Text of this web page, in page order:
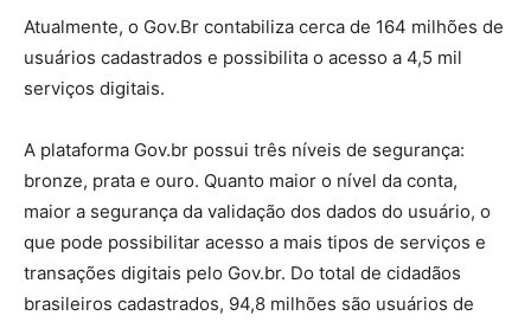
Atualmente, o Gov.Br contabiliza cerca de 164 milhões de
usuários cadastrados e possibilita o acesso a 4,5 mil
serviços digitais.
A plataforma Gov.br possui três níveis de segurança:
bronze, prata e ouro. Quanto maior o nível da conta,
maior a segurança da validação dos dados do usuário, o
que pode possibilitar acesso a mais tipos de serviços e
transações digitais pelo Gov.br. Do total de cidadãos
brasileiros cadastrados, 94,8 milhões são usuários de